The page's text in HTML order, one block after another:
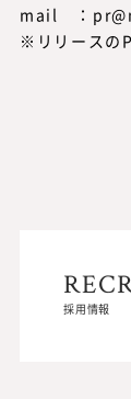
mail ：
※リリースの
採用情報
採用情報